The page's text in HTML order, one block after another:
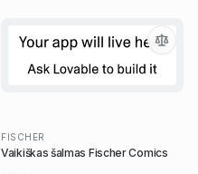
FISCHER
Vaikiškas šalmas Fischer Comics